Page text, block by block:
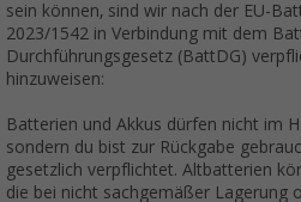
sein können, sind wir nach der EU-
2023/1542 in Verbindung mit dem
Durchführungsgesetz (BattDG)
hinzuweisen:
Batterien und Akkus dürfen nicht im
sondern du bist zur Rückgabe
gesetzlich verpflichtet. Altbatterien
die bei nicht sachgemäßer Lagerung